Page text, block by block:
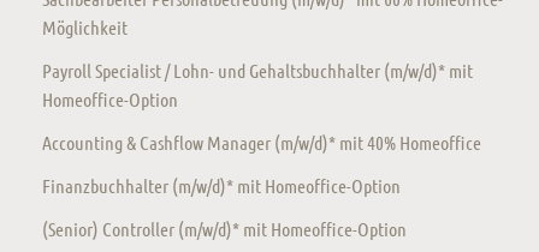
Möglichkeit
Payroll Specialist / Lohn- und Gehaltsbuchhalter (m/w/d)* mit
Homeoffice-Option
Accounting & Cashflow Manager (m/w/d)* mit 40% Homeoffice
Finanzbuchhalter (m/w/d)* mit Homeoffice-Option
(Senior) Controller (m/w/d)* mit Homeoffice-Option